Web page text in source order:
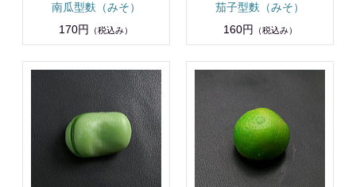
南瓜型麩（みそ）
170円
（税込み）
茄子型麩（みそ）
160円
（税込み）